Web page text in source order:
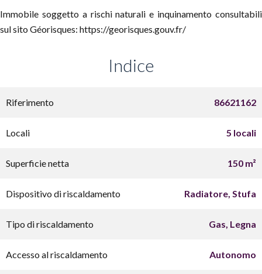
Immobile soggetto a rischi naturali e inquinamento consultabili
sul sito Géorisques: https://georisques.gouv.fr/
Indice
Riferimento 86621162
Locali 5 locali
Superficie netta 150 m²
Dispositivo di riscaldamento Radiatore, Stufa
Tipo di riscaldamento Gas, Legna
Accesso al riscaldamento Autonomo